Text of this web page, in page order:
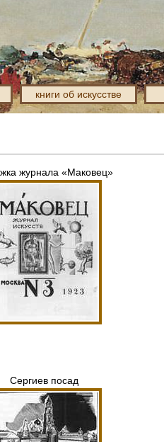
книги об искусстве
журнала «Маковец»
Сергиев посад